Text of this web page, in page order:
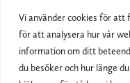
Vi använder cookies för att
för att analysera hur vår
information om ditt
du besöker och hur länge
Om